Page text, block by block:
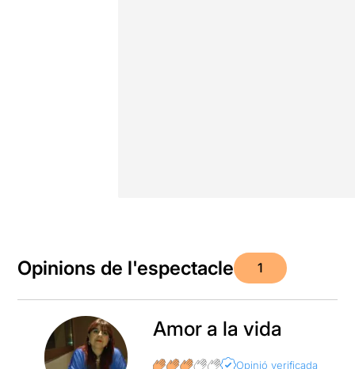
Opinions de l'espectacle 1
Amor a la vida
Opinió verificada